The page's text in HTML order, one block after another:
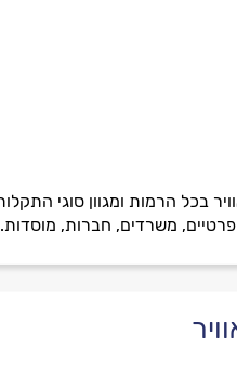
בכל הרמות ומגוון סוגי
פרטיים, משרדים, חברות, מוסדות.